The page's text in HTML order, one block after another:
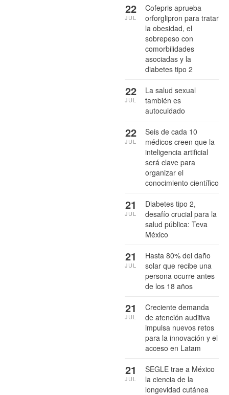
Cofepris aprueba
orforglipron para tratar
la obesidad, el
sobrepeso con
comorbilidades
asociadas y la
diabetes tipo 2
22
JUL
La salud sexual
también es
autocuidado
22
JUL
Seis de cada 10
médicos creen que la
inteligencia artificial
será clave para
organizar el
conocimiento científico
22
JUL
Diabetes tipo 2,
desafío crucial para la
salud pública: Teva
México
21
JUL
Hasta 80% del daño
solar que recibe una
persona ocurre antes
de los 18 años
21
JUL
Creciente demanda
de atención auditiva
impulsa nuevos retos
para la innovación y el
acceso en Latam
21
JUL
SEGLE trae a México
la ciencia de la
longevidad cutánea
21
JUL